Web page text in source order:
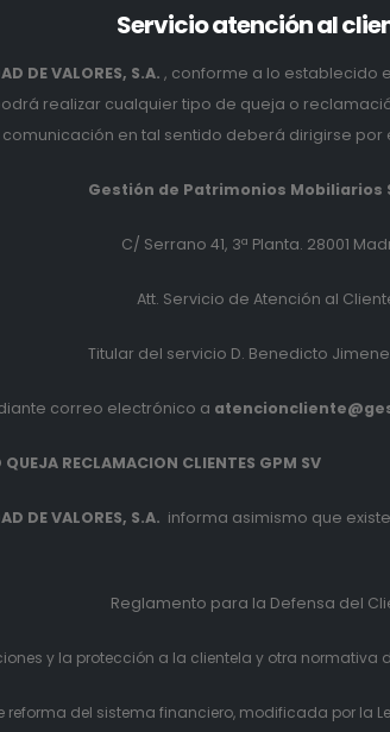
Servicioatención al
DE VALORES, S.A. , conforme a lo establecido
realizar cualquier tipo de queja o
en tal sentido deberá dirigirse por
Gestión de Patrimonios Mobiliarios
C/ Serrano 41, 3ª Planta. 28001
Att. Servicio de Atención al
Titular del servicio D. Benedicto
correo electrónico a
QUEJA RECLAMACION CLIENTES GPM SV
DE VALORES, S.A. informa asimismo que
Reglamento para la Defensa del
y la protección a la clientela y otra normativa
del sistema financiero, modificada por la